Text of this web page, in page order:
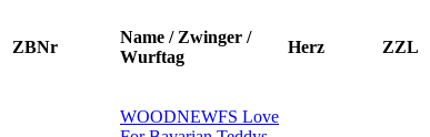
ZBNr
Name / Zwinger /
Wurftag
Herz ZZL
WOODNEWFS Love